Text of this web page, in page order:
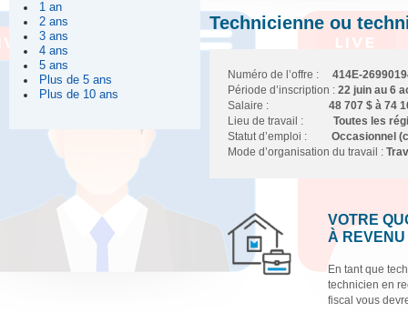
1 an
2 ans
3 ans
4 ans
5 ans
Plus de 5 ans
Plus de 10 ans
Technicienne ou
Numéro de l’offre : 414E-
Période d’inscription : 22 juin au 6
Salaire : 48 707 $ à 74
Lieu de travail : Toutes les
Statut d’emploi : Occasionnel
Mode d’organisation du travail :
VOTRE
À
En tant que
technicien en
fiscal vous